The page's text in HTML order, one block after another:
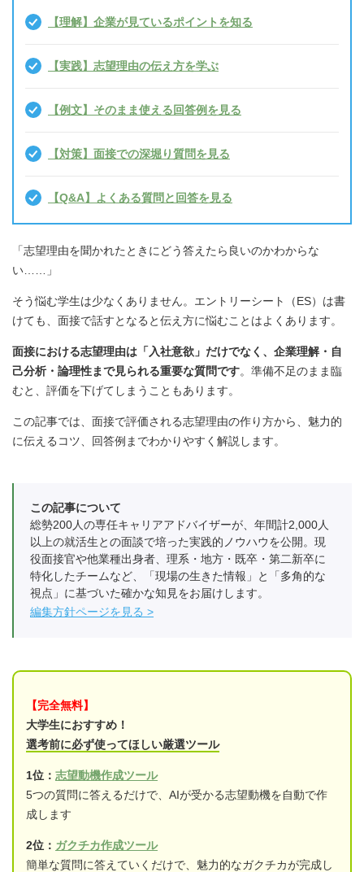
【理解】企業が見ているポイントを知る
【実践】志望理由の伝え方を学ぶ
【例文】そのまま使える回答例を見る
【対策】面接での深堀り質問を見る
【Q&A】よくある質問と回答を見る
「志望理由を聞かれたときにどう答えたら良いのかわからな
い……」
そう悩む学生は少なくありません。エントリーシート（ES）は書
けても、面接で話すとなると伝え方に悩むことはよくあります。
面接における志望理由は「入社意欲」だけでなく、企業理解・自
己分析・論理性まで見られる重要な質問です。準備不足のまま臨
むと、評価を下げてしまうこともあります。
この記事では、面接で評価される志望理由の作り方から、魅力的
に伝えるコツ、回答例までわかりやすく解説します。
この記事について
総勢200人の専任キャリアアドバイザーが、年間計2,000人
以上の就活生との面談で培った実践的ノウハウを公開。現
役面接官や他業種出身者、理系・地方・既卒・第二新卒に
特化したチームなど、「現場の生きた情報」と「多角的な
視点」に基づいた確かな知見をお届けします。
編集方針ページを見る
【完全無料】
大学生におすすめ！
選考前に必ず使ってほしい厳選ツール
1位： 志望動機作成ツール
5つの質問に答えるだけで、AIが受かる志望動機を自動で作
成します
2位： ガクチカ作成ツール
簡単な質問に答えていくだけで、魅力的なガクチカが完成し